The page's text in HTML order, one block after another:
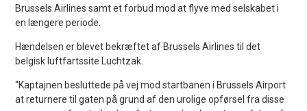
Brussels Airlines samt et forbud mod at flyve med selskabet i
en længere periode.
Hændelsen er blevet bekræftet af Brussels Airlines til det
belgisk luftfartssite Luchtzak.
“Kaptajnen besluttede på vej mod startbanen i Brussels Airport
at returnere til gaten på grund af den urolige opførsel fra disse